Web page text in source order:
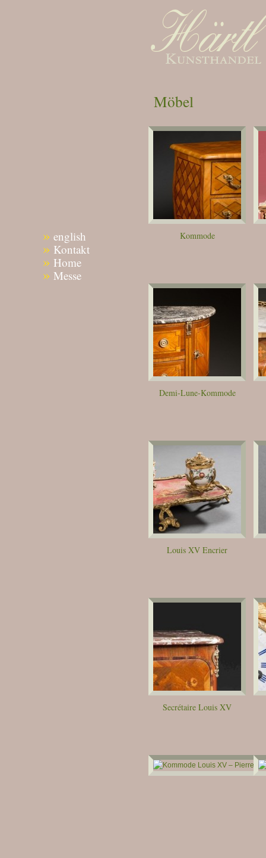
» english
» Kontakt
» Home
» Messe
Möbel
Kommode
Demi-Lune-Kommode
Louis XV Encrier
Secrétaire Louis XV